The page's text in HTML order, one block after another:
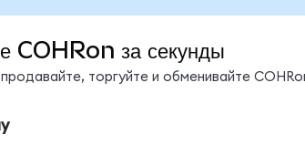
COHRon за секунды
продавайте, торгуйте и обменивайте